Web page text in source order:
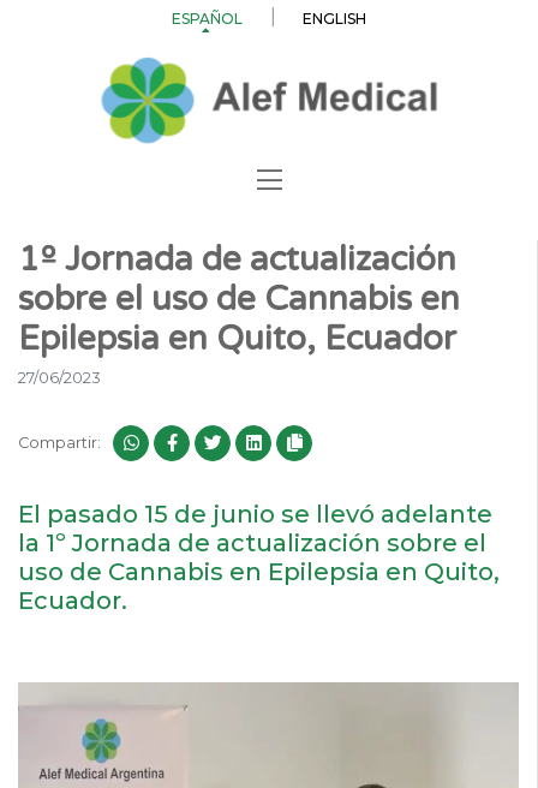
ESPAÑOL ENGLISH
1º Jornada de actualización
sobre el uso de Cannabis en
Epilepsia en Quito, Ecuador
27/06/2023
Compartir:
El pasado 15 de junio se llevó adelante
la 1º Jornada de actualización sobre el
uso de Cannabis en Epilepsia en Quito,
Ecuador.